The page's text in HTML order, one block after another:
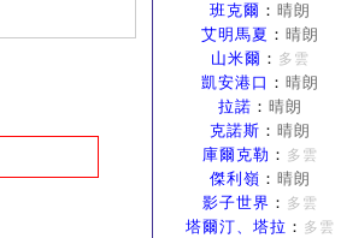
班克爾 ： 晴朗
艾明馬夏 ： 晴朗
山米爾 ： 多雲
凱安港口 ： 晴朗
拉諾 ： 晴朗
克諾斯 ： 晴朗
庫爾克勒 ： 多雲
傑利嶺 ： 晴朗
影子世界 ： 多雲
塔爾汀、塔拉 ： 多雲